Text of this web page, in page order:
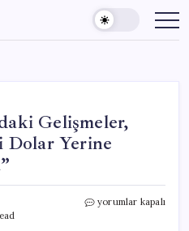
Gelişmeler,
Dolar Yerine
“Hürmüz
yorumlar kapalı